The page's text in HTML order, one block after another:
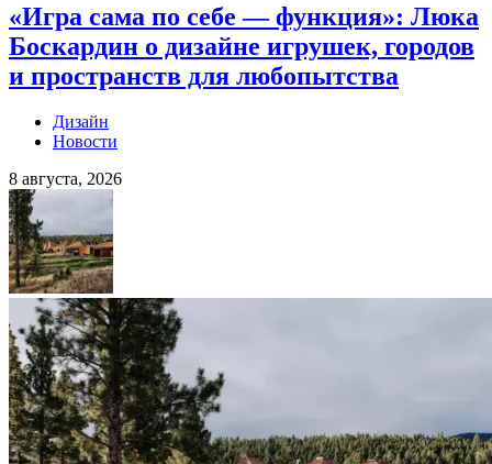
«Игра сама по себе — функция»: Люка
Боскардин о дизайне игрушек, городов
и пространств для любопытства
Дизайн
Новости
8 августа, 2026